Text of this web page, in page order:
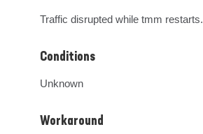
Traffic disrupted while tmm restarts.
Conditions
Unknown
Workaround